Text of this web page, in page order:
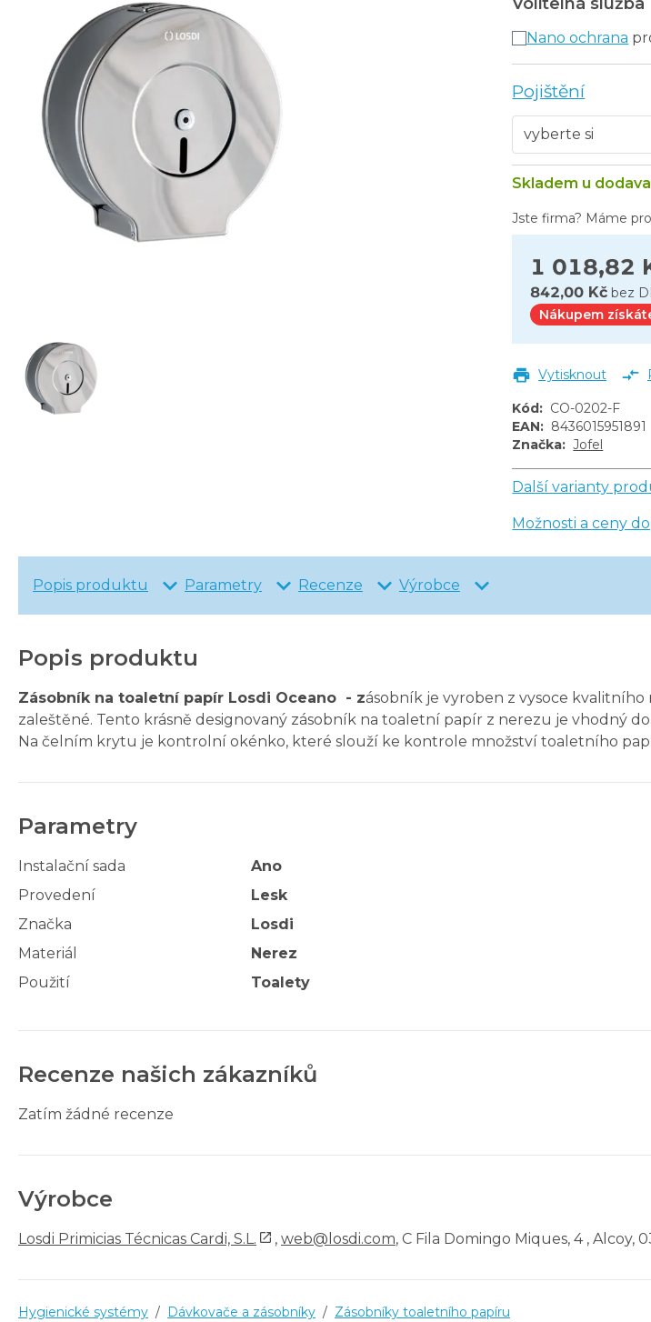
Clar systems Nerezový zásobník na toaletní papír Jumbo 250 mm lesk
1 018,82
842,00 Kč bez
Nákupem
Skladem u
Nano ochrana
Pojištění
Jste firma? Máme
Vytisknout
Kód: CO-0202-F
EAN: 8436015951891
Značka: Jofel
Další varianty
Možnosti a ceny
Popis produktu Parametry Recenze Výrobce
Popis produktu
Zásobník na toaletní papír Losdi Oceano - zásobník je vyroben z vysoce kvalitního
zaleštěné. Tento krásně designovaný zásobník na toaletní papír z nerezu je vhodný
Na čelním krytu je kontrolní okénko, které slouží ke kontrole množství toaletního
Parametry
Instalační sada
Ano
Provedení
Lesk
Značka
Losdi
Materiál
Nerez
Použití
Toalety
Recenze našich zákazníků
Zatím žádné recenze
Výrobce
Losdi Primicias Técnicas Cardi, S.L. , web@losdi.com, C Fila Domingo Miques, 4 , Alcoy,
Hygienické systémy / Dávkovače a zásobníky / Zásobníky toaletního papíru